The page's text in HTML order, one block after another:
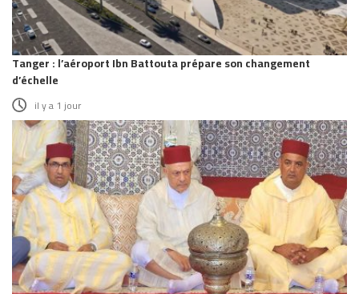
Tanger : l’aéroport Ibn Battouta prépare son changement
d’échelle
il y a 1 jour